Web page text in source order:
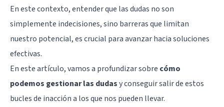
En este contexto, entender que las dudas no son
simplemente indecisiones, sino barreras que limitan
nuestro potencial, es crucial para avanzar hacia soluciones
efectivas.
En este artículo, vamos a profundizar sobre cómo
podemos gestionar las dudasy conseguir salir de estos
bucles de inacción a los que nos pueden llevar.